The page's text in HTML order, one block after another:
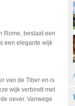
Rome, beslaat een
een elegante wijk
van de Tiber en is
wijk verbindt met
oever. Vanwege